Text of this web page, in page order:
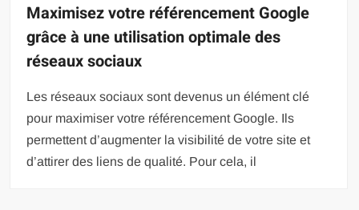
Maximisez votre référencement Google
grâce à une utilisation optimale des
réseaux sociaux
Les réseaux sociaux sont devenus un élément clé
pour maximiser votre référencement Google. Ils
permettent d’augmenter la visibilité de votre site et
d’attirer des liens de qualité. Pour cela, il